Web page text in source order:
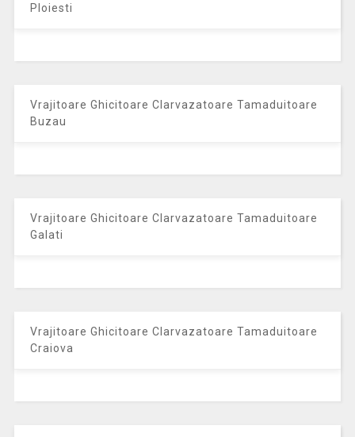
Ploiesti
Vrajitoare Ghicitoare Clarvazatoare Tamaduitoare
Buzau
Vrajitoare Ghicitoare Clarvazatoare Tamaduitoare
Galati
Vrajitoare Ghicitoare Clarvazatoare Tamaduitoare
Craiova